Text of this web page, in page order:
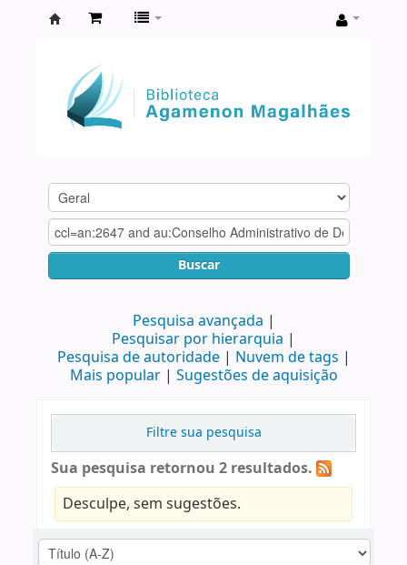
Agamenon
Magalhães
Buscar
Pesquisa avançada
Pesquisar por hierarquia
Pesquisa de autoridade
Nuvem de tags
Mais popular
Sugestões de aquisição
Filtre sua pesquisa
Sua pesquisa retornou 2 resultados.
Desculpe, sem sugestões.